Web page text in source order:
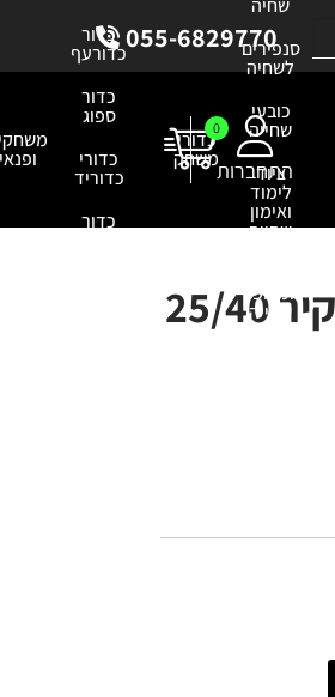
055-6829770
שחיה
סנפירים
לשחיה
כובעי
שחייה
ציוד
לימוד
ואימון
שחייה
ומצופי
שחייה
כדורי
משחק
כדור
כדורעף
כדור
ספוג
כדורי
כדוריד
כדור
התחברות
0
מתקן לשק איגרוף לתלייה לקיר 25/40